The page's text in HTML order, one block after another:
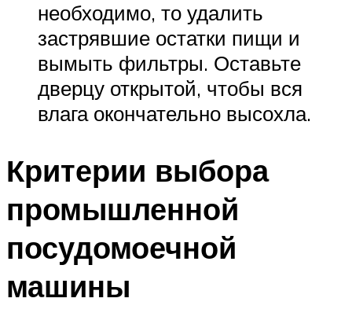
необходимо, то удалить
застрявшие остатки пищи и
вымыть фильтры. Оставьте
дверцу открытой, чтобы вся
влага окончательно высохла.
Критерии выбора
промышленной
посудомоечной
машины